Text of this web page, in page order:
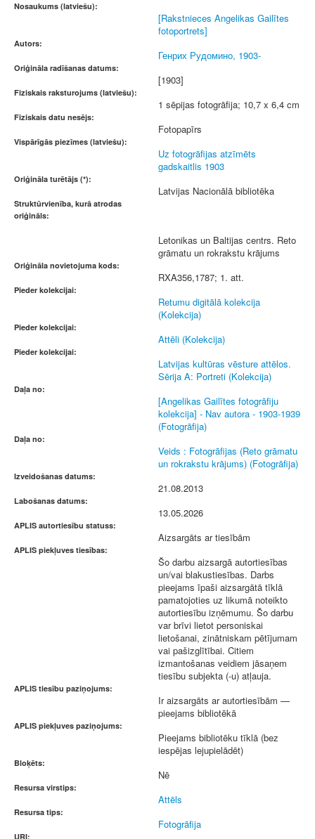
Nosaukums (latviešu):
[Rakstnieces Angelikas Gailītes
fotoportrets]
Autors:
Генрих Рудомино, 1903-
Oriģināla radīšanas datums:
[1903]
Fiziskais raksturojums (latviešu):
1 sēpijas fotogrāfija; 10,7 x 6,4 cm
Fiziskais datu nesējs:
Fotopapīrs
Vispārīgās piezīmes (latviešu):
Uz fotogrāfijas atzīmēts
gadskaitlis 1903
Oriģināla turētājs (*):
Latvijas Nacionālā bibliotēka
Struktūrvienība, kurā atrodas
oriģināls:
Letonikas un Baltijas centrs. Reto
grāmatu un rokrakstu krājums
Oriģināla novietojuma kods:
RXA356,1787; 1. att.
Pieder kolekcijai:
Retumu digitālā kolekcija
(Kolekcija)
Pieder kolekcijai:
Attēli (Kolekcija)
Pieder kolekcijai:
Latvijas kultūras vēsture attēlos.
Sērija A: Portreti (Kolekcija)
Daļa no:
[Angelikas Gailītes fotogrāfiju
kolekcija] - Nav autora - 1903-1939
(Fotogrāfija)
Daļa no:
Veids : Fotogrāfijas (Reto grāmatu
un rokrakstu krājums) (Fotogrāfija)
Izveidošanas datums:
21.08.2013
Labošanas datums:
13.05.2026
APLIS autortiesību statuss:
Aizsargāts ar tiesībām
APLIS piekļuves tiesības:
Šo darbu aizsargā autortiesības
un/vai blakustiesības. Darbs
pieejams īpaši aizsargātā tīklā
pamatojoties uz likumā noteikto
autortiesību izņēmumu. Šo darbu
var brīvi lietot personiskai
lietošanai, zinātniskam pētījumam
vai pašizglītībai. Citiem
izmantošanas veidiem jāsaņem
tiesību subjekta (-u) atļauja.
APLIS tiesību paziņojums:
Ir aizsargāts ar autortiesībām —
pieejams bibliotēkā
APLIS piekļuves paziņojums:
Pieejams bibliotēku tīklā (bez
iespējas lejupielādēt)
Bloķēts:
Nē
Resursa virstips:
Attēls
Resursa tips:
Fotogrāfija
URI: